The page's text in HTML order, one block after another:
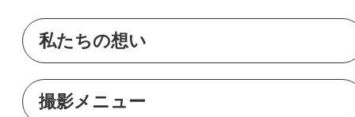
私たちの想い
撮影メニュー